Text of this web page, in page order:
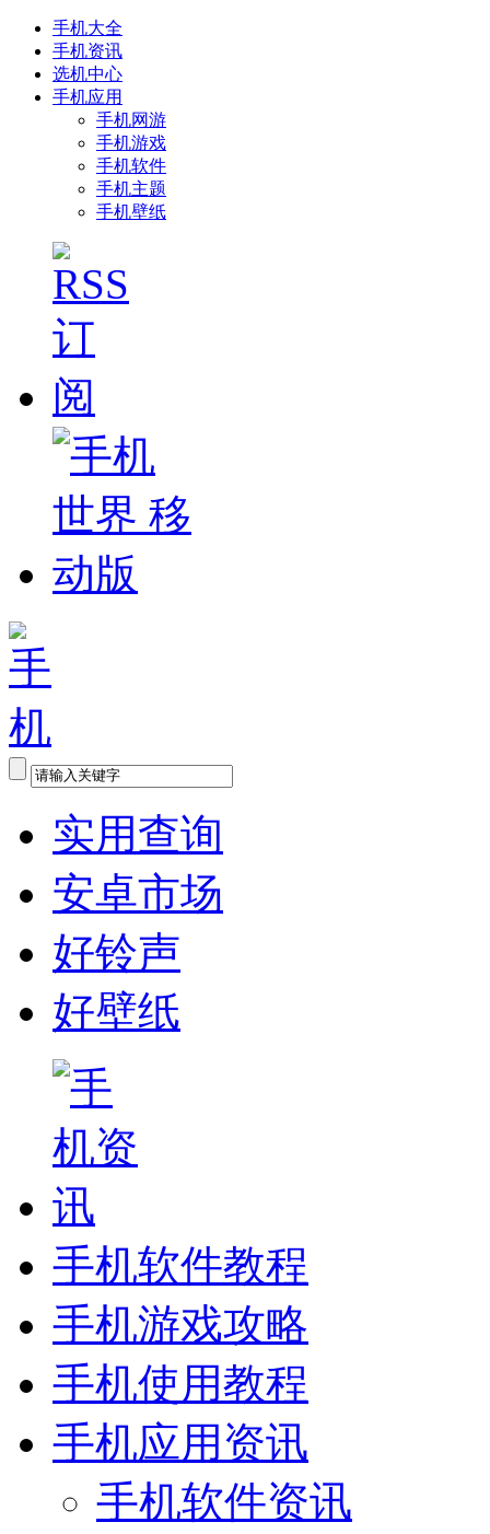
手机大全
手机资讯
选机中心
手机应用
手机网游
手机游戏
手机软件
手机主题
手机壁纸
实用查询
安卓市场
好铃声
好壁纸
手机软件教程
手机游戏攻略
手机使用教程
手机应用资讯
手机软件资讯